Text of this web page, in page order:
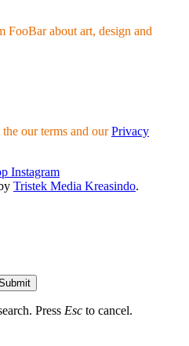
FooBar about art, design and
our terms and ourPrivacy
Instagram
Tristek Media Kreasindo.
Press Esc to cancel.